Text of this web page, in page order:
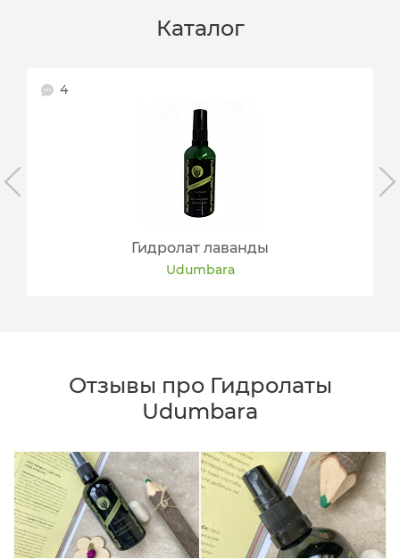
Каталог
4
Гидролат лаванды
Udumbara
Отзывы про Гидролаты
Udumbara